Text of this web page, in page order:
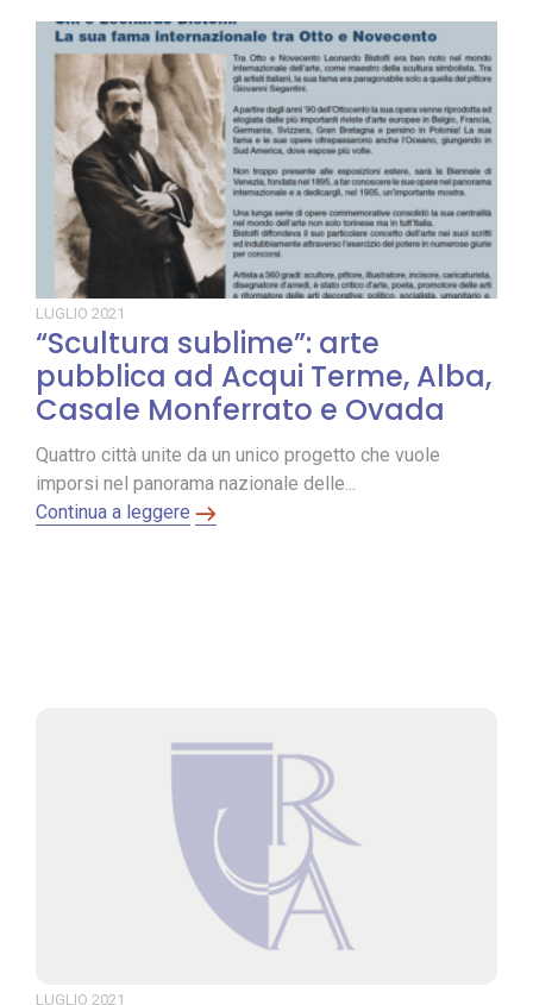
LUGLIO 2021
“Scultura sublime”: arte
pubblica ad Acqui Terme, Alba,
Casale Monferrato e Ovada
Quattro città unite da un unico progetto che vuole
imporsi nel panorama nazionale delle...
Continua a leggere
LUGLIO 2021